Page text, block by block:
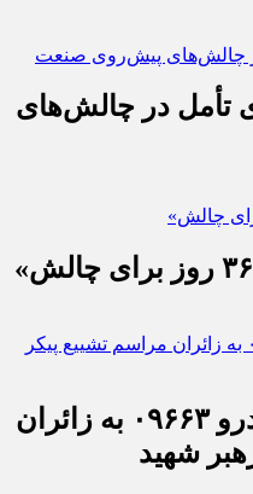
تأمل در چالش‌های
خدمات رایگان امدادخودرو ۰۹۶۶۳ به زائران
شهید